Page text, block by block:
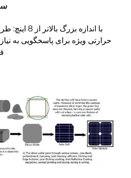
حرارتی ویژه برای پاسخگویی به